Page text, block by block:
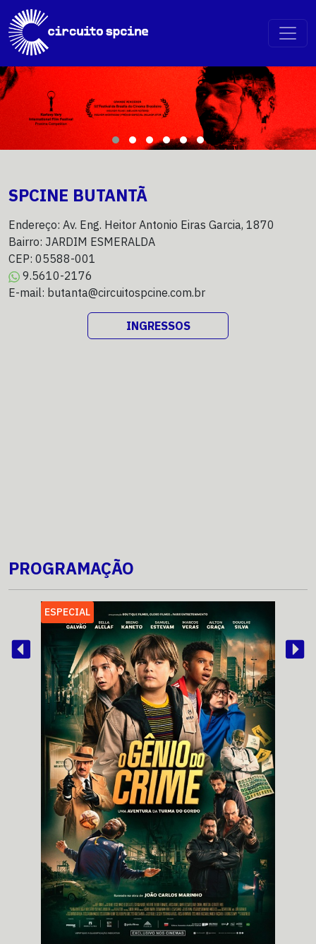
SPCINE BUTANTÃ
Endereço: Av. Eng. Heitor Antonio Eiras Garcia, 1870
Bairro: JARDIM ESMERALDA
CEP: 05588-001
9.5610-2176
E-mail: butanta@circuitospcine.com.br
INGRESSOS
PROGRAMAÇÃO
ESPECIAL